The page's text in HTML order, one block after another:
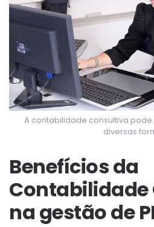
A contabilidade consultiva
diversas
Benefícios da
na gestão de